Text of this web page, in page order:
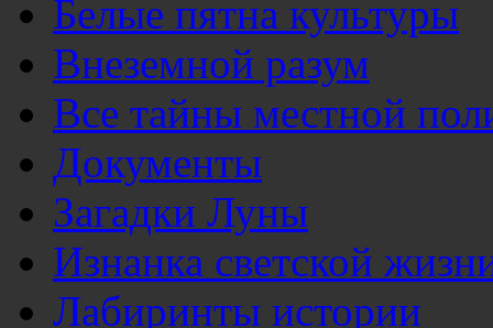
Белые пятна культуры
Внеземной разум
Все тайны местной
Документы
Загадки Луны
Изнанка светской
Лабиринты истории